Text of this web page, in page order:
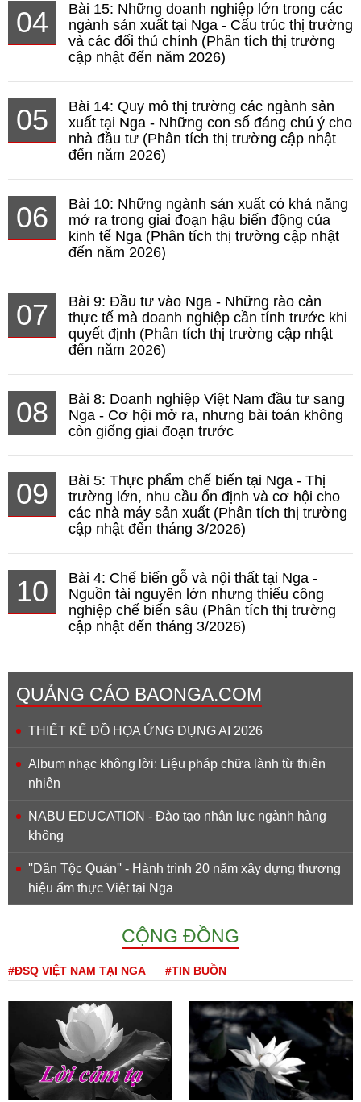
04
Bài 15: Những doanh nghiệp lớn trong các
ngành sản xuất tại Nga - Cấu trúc thị trường
và các đối thủ chính (Phân tích thị trường
cập nhật đến năm 2026)
05
Bài 14: Quy mô thị trường các ngành sản
xuất tại Nga - Những con số đáng chú ý cho
nhà đầu tư (Phân tích thị trường cập nhật
đến năm 2026)
06
Bài 10: Những ngành sản xuất có khả năng
mở ra trong giai đoạn hậu biến động của
kinh tế Nga (Phân tích thị trường cập nhật
đến năm 2026)
07
Bài 9: Đầu tư vào Nga - Những rào cản
thực tế mà doanh nghiệp cần tính trước khi
quyết định (Phân tích thị trường cập nhật
đến năm 2026)
08
Bài 8: Doanh nghiệp Việt Nam đầu tư sang
Nga - Cơ hội mở ra, nhưng bài toán không
còn giống giai đoạn trước
09
Bài 5: Thực phẩm chế biến tại Nga - Thị
trường lớn, nhu cầu ổn định và cơ hội cho
các nhà máy sản xuất (Phân tích thị trường
cập nhật đến tháng 3/2026)
10
Bài 4: Chế biến gỗ và nội thất tại Nga -
Nguồn tài nguyên lớn nhưng thiếu công
nghiệp chế biến sâu (Phân tích thị trường
cập nhật đến tháng 3/2026)
QUẢNG CÁO BAONGA.COM
THIẾT KẾ ĐỒ HỌA ỨNG DỤNG AI 2026
Album nhạc không lời: Liệu pháp chữa lành từ thiên
nhiên
NABU EDUCATION - Đào tạo nhân lực ngành hàng
không
''Dân Tộc Quán'' - Hành trình 20 năm xây dựng thương
hiệu ẩm thực Việt tại Nga
CỘNG ĐỒNG
#ĐSQ VIỆT NAM TẠI NGA #TIN BUỒN